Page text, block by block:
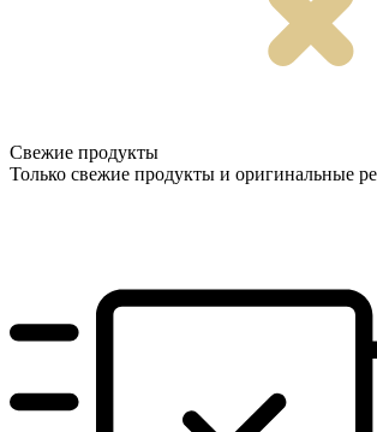
Свежие продукты
Только свежие продукты и оригинальные